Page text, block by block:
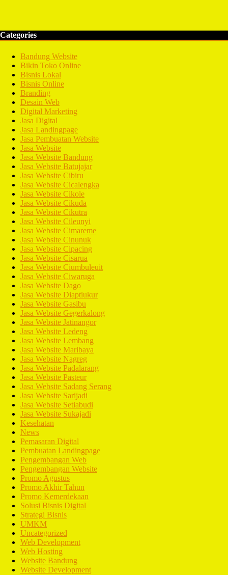
Categories
Bandung Website
Bikin Toko Online
Bisnis Lokal
Bisnis Online
Branding
Desain Web
Digital Marketing
Jasa Digital
Jasa Landingpage
Jasa Pembuatan Website
Jasa Website
Jasa Website Bandung
Jasa Website Batujajar
Jasa Website Cibiru
Jasa Website Cicalengka
Jasa Website Cikole
Jasa Website Cikuda
Jasa Website Cikutra
Jasa Website Cileunyi
Jasa Website Cimareme
Jasa Website Cinunuk
Jasa Website Cipacing
Jasa Website Cisarua
Jasa Website Ciumbuleuit
Jasa Website Ciwaruga
Jasa Website Dago
Jasa Website Diaptiukur
Jasa Website Gasibu
Jasa Website Gegerkalong
Jasa Website Jatinangor
Jasa Website Ledeng
Jasa Website Lembang
Jasa Website Maribaya
Jasa Website Nagreg
Jasa Website Padalarang
Jasa Website Pasteur
Jasa Website Sadang Serang
Jasa Website Sarijadi
Jasa Website Setiabudi
Jasa Website Sukajadi
Kesehatan
News
Pemasaran Digital
Pembuatan Landingpage
Pengembangan Web
Pengembangan Website
Promo Agustus
Promo Akhir Tahun
Promo Kemerdekaan
Solusi Bisnis Digital
Strategi Bisnis
UMKM
Uncategorized
Web Development
Web Hosting
Website Bandung
Website Development